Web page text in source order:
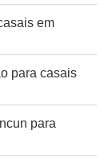
em
para casais
para